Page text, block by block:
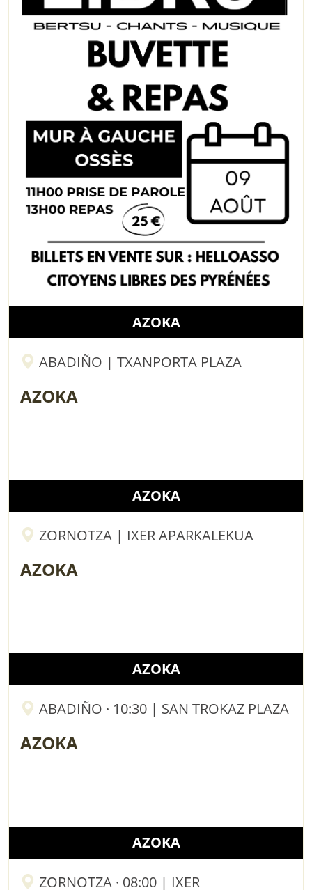
AZOKA
ABADIÑO | TXANPORTA PLAZA
AZOKA
AZOKA
ZORNOTZA | IXER APARKALEKUA
AZOKA
AZOKA
ABADIÑO · 10:30 | SAN TROKAZ PLAZA
AZOKA
AZOKA
ZORNOTZA · 08:00 | IXER